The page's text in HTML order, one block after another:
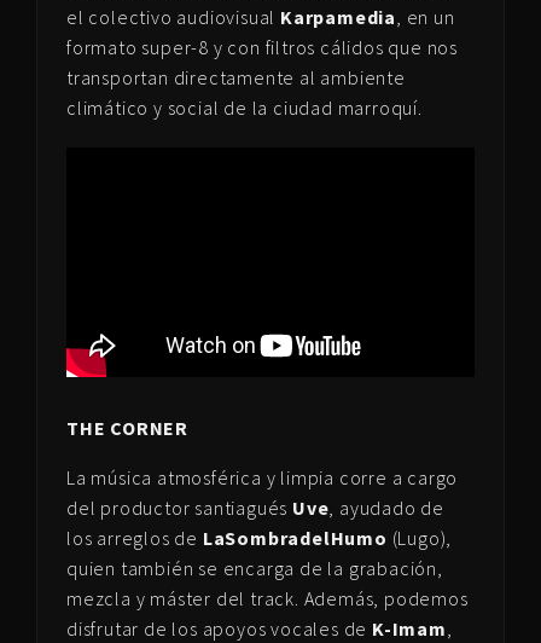
el colectivo audiovisual Karpamedia , en un
formato super-8 y con filtros cálidos que nos
transportan directamente al ambiente
climático y social de la ciudad marroquí.
THE CORNER
La música atmosférica y limpia corre a cargo
del productor santiagués Uve, ayudado de
los arreglos de LaSombradelHumo (Lugo),
quien también se encarga de la grabación,
mezcla y máster del track. Además, podemos
disfrutar de los apoyos vocales de K-Imam,